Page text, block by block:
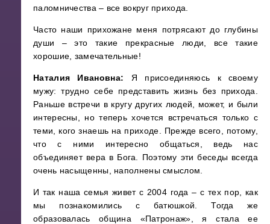
паломничества – все вокруг прихода.
Часто наши прихожане меня потрясают до глубины
души – это такие прекрасные люди, все такие
хорошие, замечательные!
Наталия Ивановна: Я присоединяюсь к своему
мужу: трудно себе представить жизнь без прихода.
Раньше встречи в кругу других людей, может, и были
интересны, но теперь хочется встречаться только с
теми, кого знаешь на приходе. Прежде всего, потому,
что с ними интересно общаться, ведь нас
объединяет вера в Бога. Поэтому эти беседы всегда
очень насыщенны, наполнены смыслом.
И так наша семья живет с 2004 года – с тех пор, как
мы познакомились с батюшкой. Тогда же
образовалась община «Патронаж», я стала ее